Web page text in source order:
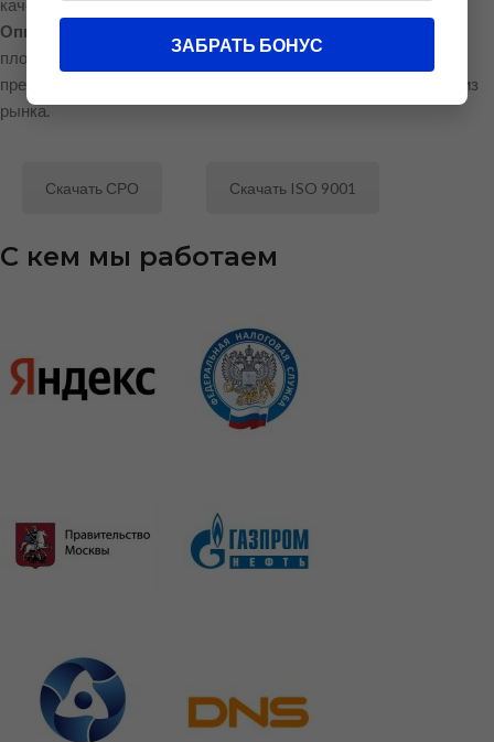
качества.
Опыт в госзакупках
площадках по ФЗ-44 и ФЗ-223. Помогаем заказчикам:
предоставляем расчет НМЦК и готовим конъюнктурный анализ
рынка.
Скачать СРО Скачать ISO 9001
С кем мы работаем
ЗАБРАТЬ БОНУС